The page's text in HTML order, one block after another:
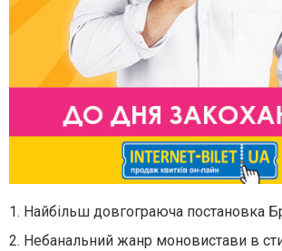
1. Найбільш довгограюча постановка
2. Небанальний жанр моновистави в